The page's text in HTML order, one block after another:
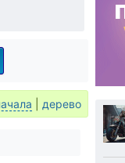
дерево